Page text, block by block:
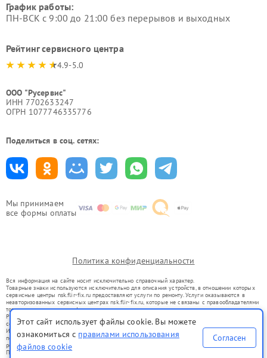
Мы принимаем
все формы оплаты
График работы:
ПН-ВСК с 9:00 до 21:00 без перерывов и выходных
Рейтинг сервисного центра
4.9-5.0
ООО "Русервис"
ИНН 7702633247
ОГРН 1077746335776
Поделиться в соц. сетях:
Политика конфиденциальности
Вся информация на сайте носит исключительно справочный характер.
Товарные знаки используются исключительно для описания устройств, в отношении которых
сервисные центры nsk.flir-fix.ru предоставляют услуги по ремонту. Услуги оказываются в
неавторизованных сервисных центрах nsk.flir-fix.ru, которые не связаны с правообладателями
товарных знаков или их официальными представителями.
Ремонт осуществляется для устройств, уже введенных в гражданский оборот в соответствии
со статьей 1487 ГК РФ.
Использование товарных знаков не преследует цели индивидуализации услуг или введения
потребителей в заблуждение, а служит для информирования о предоставляемых услугах по
ремонту техники указанных брендов.
Представленная на сайте информация не является публичной офертой, определяемой
Этот сайт использует файлы cookie. Вы можете
ознакомиться с правилами использования
файлов cookie
Согласен